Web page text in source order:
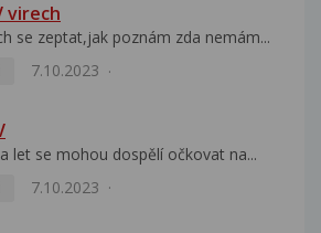
virech
se zeptat,jak poznám zda nemám...
7.10.2023
let se mohou dospělí očkovat na...
7.10.2023